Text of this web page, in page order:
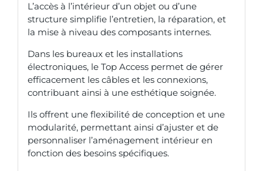
L’accès à l’intérieur d’un objet ou d’une
structure simplifie l’entretien, la réparation, et
la mise à niveau des composants internes.
Dans les bureaux et les installations
électroniques, le Top Access permet de gérer
efficacement les câbles et les connexions,
contribuant ainsi à une esthétique soignée.
Ils offrent une flexibilité de conception et une
modularité, permettant ainsi d’ajuster et de
personnaliser l’aménagement intérieur en
fonction des besoins spécifiques.